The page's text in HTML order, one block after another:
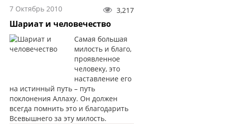
7 Октябрь 2010 3,217
Шариат и человечество
Самая большая
милость и благо,
проявленное
человеку, это
наставление его
на истинный путь – путь
поклонения Аллаху. Он должен
всегда помнить это и благодарить
Всевышнего за эту милость.